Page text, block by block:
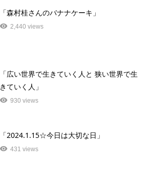
「森村桂さんのバナナケーキ」
2,440 views
「広い世界で生きていく人と 狭い世界で生
きていく人」
930 views
「2024.1.15☆今日は大切な日」
431 views